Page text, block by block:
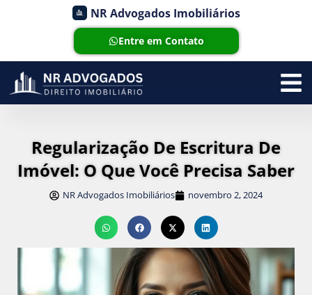
NR Advogados Imobiliários
Entre em Contato
Regularização De Escritura De
Imóvel: O Que Você Precisa Saber
NR Advogados Imobiliários novembro 2, 2024